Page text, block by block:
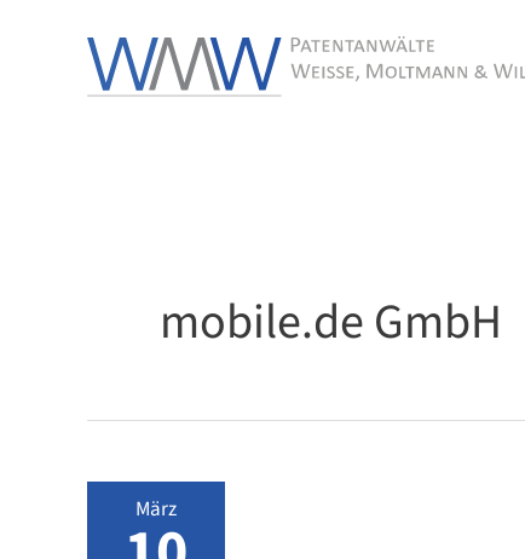
mobile.de GmbH
März